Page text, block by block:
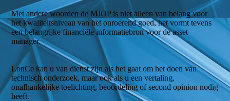
Met andere woorden de MJOP is niet alleen van belang voor
het kwaliteitsniveau van het onroerend goed, het vormt tevens
een belangrijke financiële informatiebron voor de asset
manager.
LonCe kan u van dienst zijn als het gaat om het doen van
technisch onderzoek, maar ook als u een vertaling,
onafhankelijke toelichting, beoordeling of second opinion nodig
heeft.